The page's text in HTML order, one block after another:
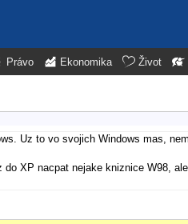
Právo Ekonomika Život
Uz to vo svojich Windows mas,
XP nacpat nejake kniznice W98,